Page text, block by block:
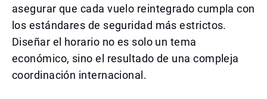
asegurar que cada vuelo reintegrado cumpla con
los estándares de seguridad más estrictos.
Diseñar el horario no es solo un tema
económico, sino el resultado de una compleja
coordinación internacional.